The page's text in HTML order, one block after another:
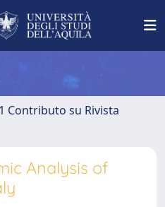
1 Contributo su Rivista
Analysis of